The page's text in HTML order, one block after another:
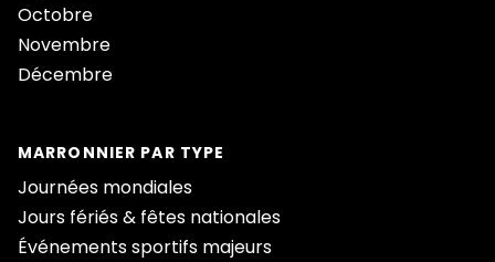
Octobre
Novembre
Décembre
MARRONNIER PAR TYPE
Journées mondiales
Jours fériés & fêtes nationales
Événements sportifs majeurs